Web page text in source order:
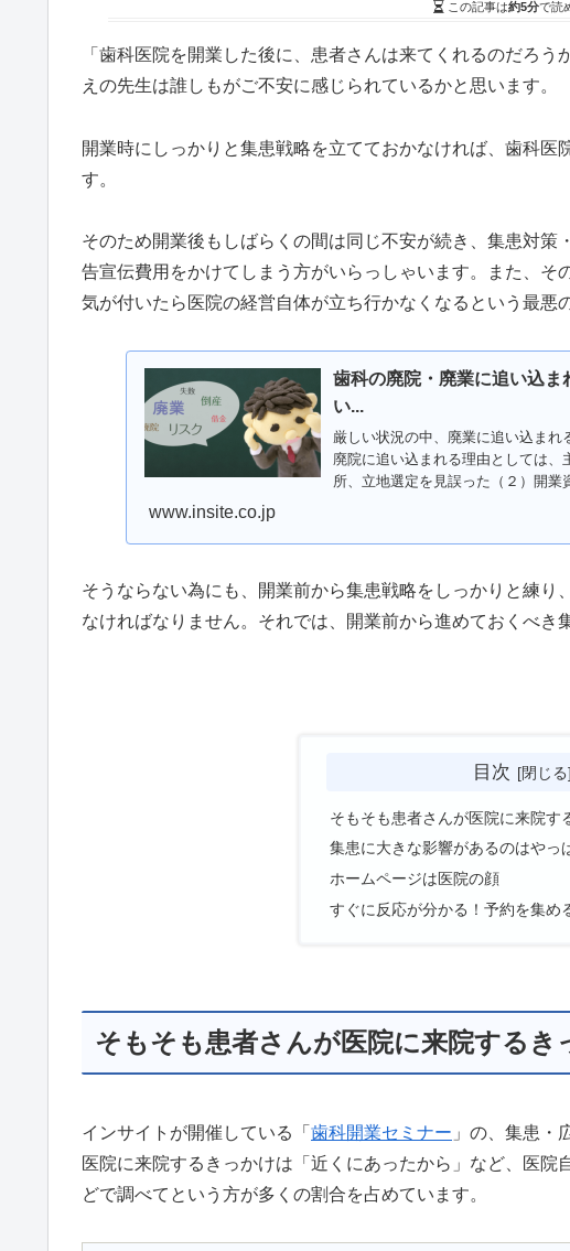
この記事は約5分で読
「歯科医院を開業した後に、患者さんは来てくれるのだろ
えの先生は誰しもがご不安に感じられているかと思います。
開業時にしっかりと集患戦略を立てておかなければ、歯科医
す。
そのため開業後もしばらくの間は同じ不安が続き、集患対
告宣伝費用をかけてしまう方がいらっしゃいます。また、そ
気が付いたら医院の経営自体が立ち行かなくなるという最悪
歯科の廃院・廃業に追い込
い...
厳しい状況の中、廃業に追い込ま
廃院に追い込まれる理由としては
所、立地選定を見誤った（２）開
www.insite.co.jp
そうならない為にも、開業前から集患戦略をしっかりと練
なければなりません。それでは、開業前から進めておくべき
目次
そもそも患者さんが医院に来院す
集患に大きな影響があるのはやっ
ホームページは医院の顔
すぐに反応が分かる！予約を集め
そもそも患者さんが医院に来院するき
インサイトが開催している「 歯科開業セミナー 」の、集患・
医院に来院するきっかけは「近くにあったから」など、医
どで調べてという方が多くの割合を占めています。